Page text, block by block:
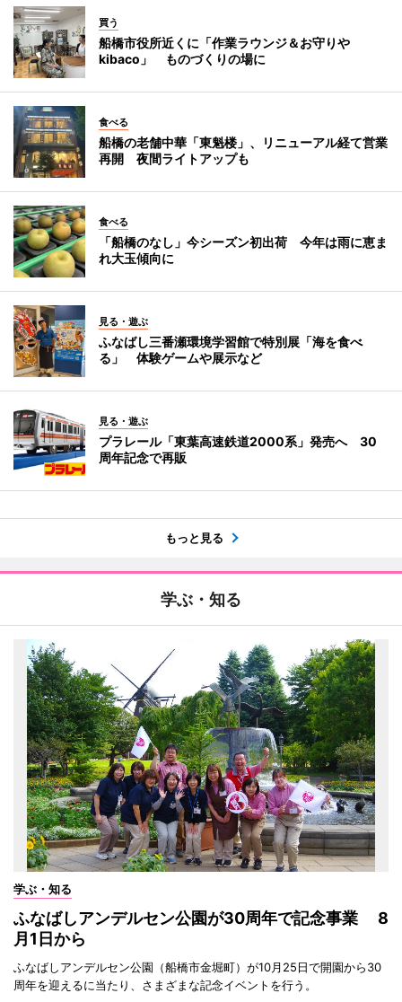
買う
船橋市役所近くに「作業ラウンジ＆お守りや
kibaco」 ものづくりの場に
食べる
船橋の老舗中華「東魁楼」、リニューアル経て営業
再開 夜間ライトアップも
食べる
「船橋のなし」今シーズン初出荷 今年は雨に恵ま
れ大玉傾向に
見る・遊ぶ
ふなばし三番瀬環境学習館で特別展「海を食べ
る」 体験ゲームや展示など
見る・遊ぶ
プラレール「東葉高速鉄道2000系」発売へ 30
周年記念で再販
もっと見る
学ぶ・知る
学ぶ・知る
ふなばしアンデルセン公園が30周年で記念事業 8
月1日から
ふなばしアンデルセン公園（船橋市金堀町）が10月25日で開園から30
周年を迎えるに当たり、さまざまな記念イベントを行う。